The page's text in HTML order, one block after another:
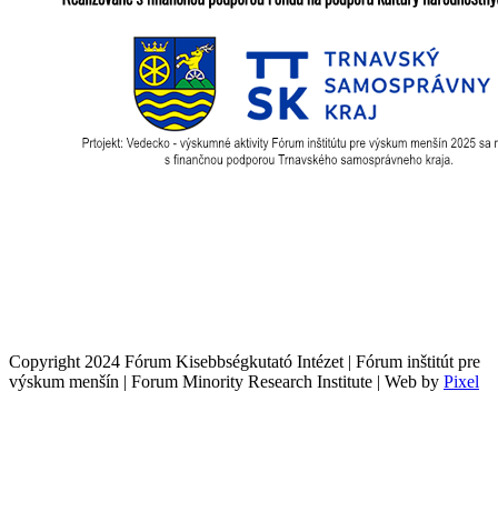
Copyright 2024 Fórum Kisebbségkutató Intézet | Fórum inštitút pre
výskum menšín | Forum Minority Research Institute | Web by Pixel